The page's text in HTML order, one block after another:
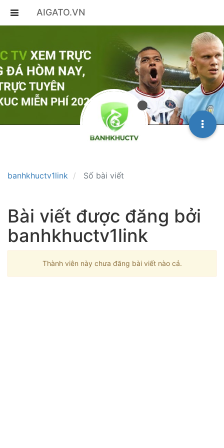
AIGATO.VN
banhkhuctv1link Số bài viết
Bài viết được đăng bởi
banhkhuctv1link
Thành viên này chưa đăng bài viết nào cả.